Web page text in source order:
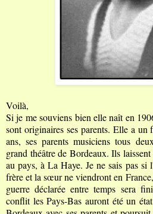
Voilà,
Si je me souviens bien elle naît en
sont originaires ses parents. Elle a
ans, ses parents musiciens tous
grand théâtre de Bordeaux. Ils
au pays, à La Haye. Je ne sais pas si
frère et la sœur ne viendront en
guerre déclarée entre temps sera
conflit les Pays-Bas auront été un